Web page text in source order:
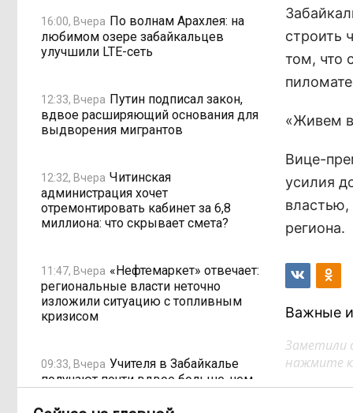
16:00, Вчера По волнам Арахлея: на
любимом озере забайкальцев
улучшили LTE-сеть
12:33, Вчера Путин подписал закон,
вдвое расширяющий основания для
выдворения мигрантов
12:32, Вчера Читинская
администрация хочет
отремонтировать кабинет за 6,8
миллиона: что скрывает смета?
11:47, Вчера «Нефтемаркет» отвечает:
региональные власти неточно
изложили ситуацию с топливным
кризисом
09:33, Вчера Учителя в Забайкалье
получают почти вдвое больше, чем
строить
том, что
«Живем в
Вице-
усилия
властью,
региона.
Важные
Заметили
нажмите